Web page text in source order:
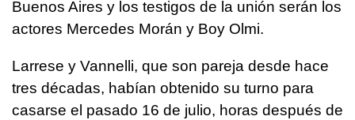
Buenos Aires y los testigos de la unión serán los
actores Mercedes Morán y Boy Olmi.
Larrese y Vannelli, que son pareja desde hace
tres décadas, habían obtenido su turno para
casarse el pasado 16 de julio, horas después de